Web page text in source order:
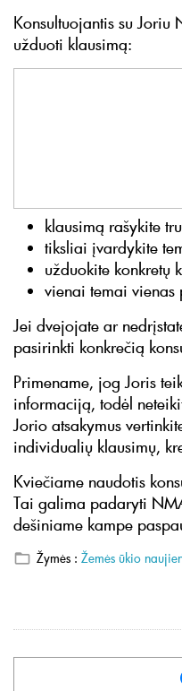
Konsultuojantis su Joriu
užduoti klausimą:
klausimą rašykite
tiksliai įvardykite
užduokite konkretų
vienai temai vienas
Jei dvejojate ar
pasirinkti konkrečią
Primename, jog Joris
informaciją, todėl
Jorio atsakymus
individualių klausimų,
Kviečiame naudotis
Tai galima padaryti
dešiniame kampe
Žymės : Žemės ūkio